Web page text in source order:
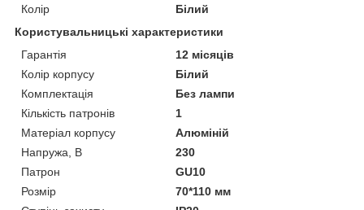
Колір
Білий
Користувальницькі характеристики
Гарантія
12 місяців
Колір корпусу
Білий
Комплектація
Без лампи
Кількість патронів
1
Матеріал корпусу
Алюміній
Напружа, В
230
Патрон
GU10
Розмір
70*110 мм